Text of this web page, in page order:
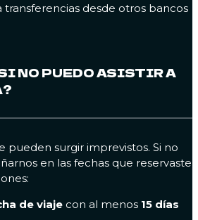
transferencias desde otros bancos
NO PUEDO ASISTIR A
pueden surgir imprevistos. Si no
en las fechas que reservaste,
de viaje con al menos 15 días